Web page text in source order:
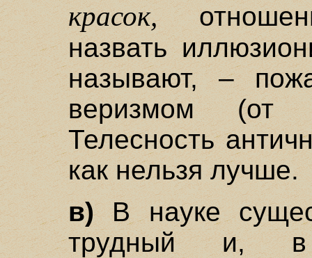
красок,
назвать
называют, –
веризмом (от
Телесность
как нельзя лучше.
в)В науке
трудный и, в